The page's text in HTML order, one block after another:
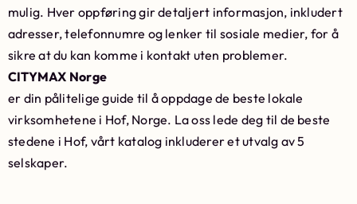
mulig. Hver oppføring gir detaljert informasjon, inkludert
adresser, telefonnumre og lenker til sosiale medier, for å
sikre at du kan komme i kontakt uten problemer.
CITYMAX Norge
er din pålitelige guide til å oppdage de beste lokale
virksomhetene i Hof, Norge. La oss lede deg til de beste
stedene i Hof, vårt katalog inkluderer et utvalg av 5
selskaper.